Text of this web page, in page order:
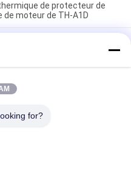
de protecteur de
moteur de TH-A1D
de protection
des dispositifs
coupé l'approbation de
protection de la
for?